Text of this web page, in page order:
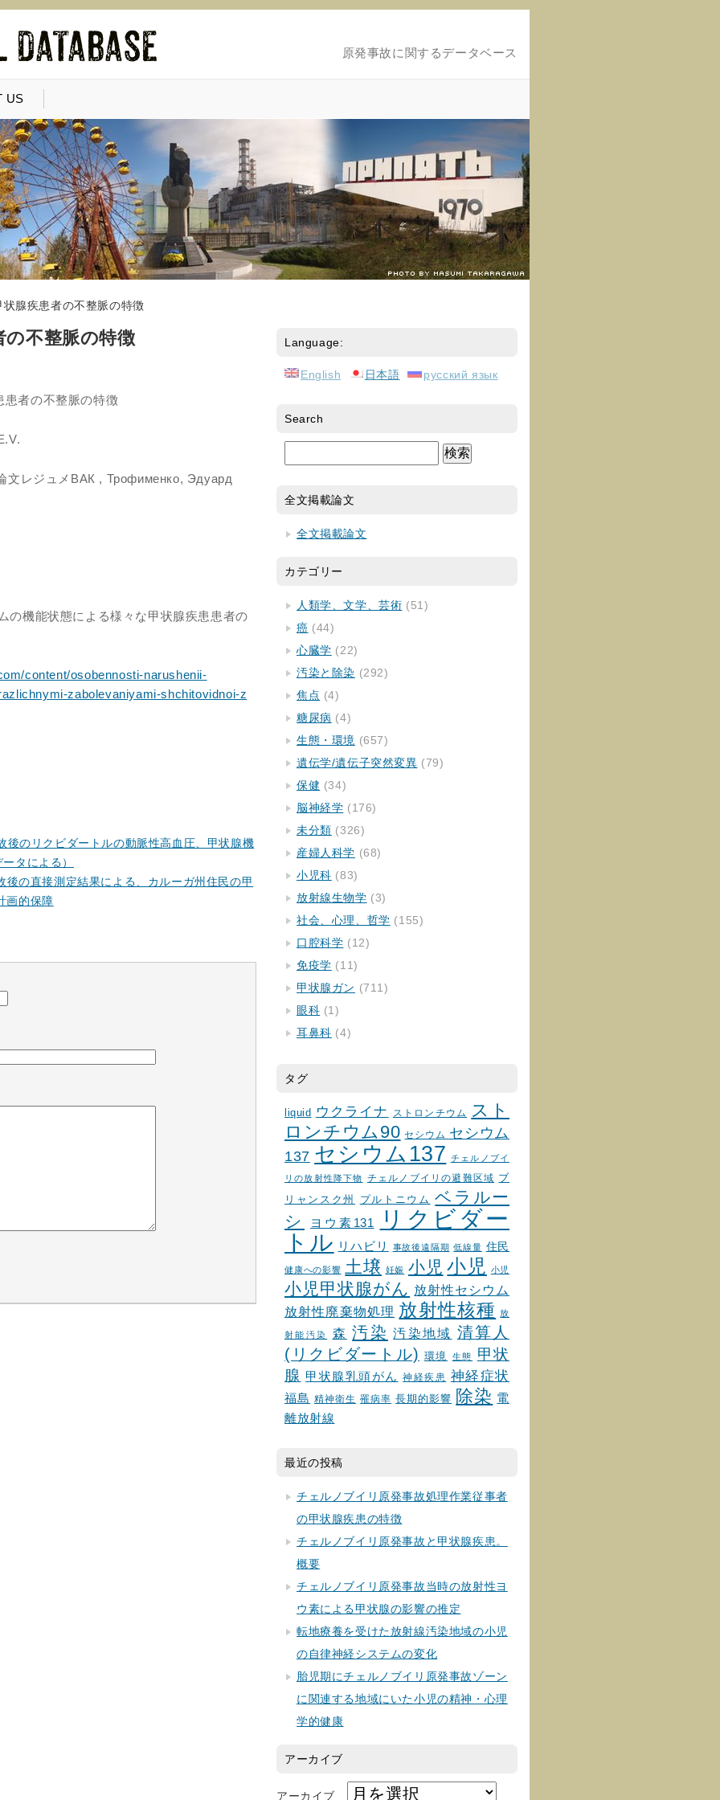
原発事故に関するデータベース
US
状腺疾患者の不整脈の特徴
の不整脈の特徴
患者の不整脈の特徴
レジュメВАК , Трофименко, Эдуард
の機能状態による様々な甲状腺疾患患者の
content/osobennosti-narushenii-
zabolevaniyami-shchitovidnoi-z
後のリクビダートルの動脈性高血圧、甲状腺機
タによる）
後の直接測定結果による、カルーガ州住民の甲
画的保障
Language:
English 日本語 русский язык
Search
全文掲載論文
全文掲載論文
カテゴリー
人類学、文学、芸術 (51)
癌 (44)
心臓学 (22)
汚染と除染 (292)
焦点 (4)
糖尿病 (4)
生態・環境 (657)
遺伝学/遺伝子突然変異 (79)
保健 (34)
脳神経学 (176)
未分類 (326)
産婦人科学 (68)
小児科 (83)
放射線生物学 (3)
社会、心理、哲学 (155)
口腔科学 (12)
免疫学 (11)
甲状腺ガン (711)
眼科 (1)
耳鼻科 (4)
タグ
liquid ウクライナ ストロンチウム
スト
ロンチウム90 セシウム セシウム
137 セシウム137 チェルノブイ
リの放射性降下物 チェルノブイリの避難区域 ブ
リャンスク州
プルトニウム ベラルー
シ
ヨウ素131
リクビダー
トル リハビリ 事故後遠隔期 低線量 住民
健康への影響 土壌 妊娠 小児 小児 小児
小児甲状腺がん 放射性セシウム
放射性廃棄物処理 放射性核種 放
射能汚染 森 汚染 汚染地域 清算人
(リクビダートル) 環境 生態
甲状
腺 甲状腺乳頭がん 神経疾患 神経症状
福島 精神衛生 罹病率 長期的影響 除染 電
離放射線
最近の投稿
チェルノブイリ原発事故処理作業従事者
の甲状腺疾患の特徴
チェルノブイリ原発事故と甲状腺疾患。
概要
チェルノブイリ原発事故当時の放射性ヨ
ウ素による甲状腺の影響の推定
転地療養を受けた放射線汚染地域の小児
の自律神経システムの変化
胎児期にチェルノブイリ原発事故ゾーン
に関連する地域にいた小児の精神・心理
学的健康
アーカイブ
アーカイブ